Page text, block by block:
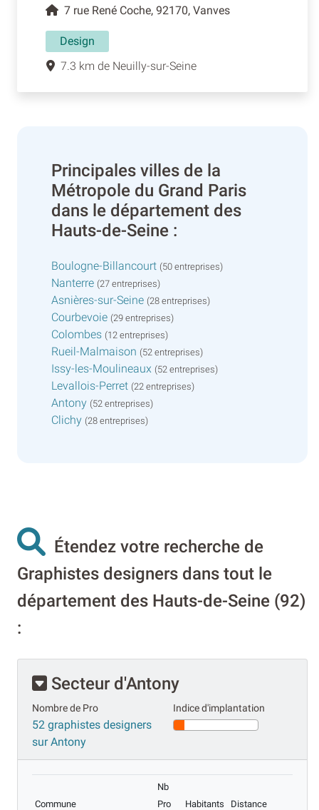
7 rue René Coche, 92170, Vanves
Design
7.3 km de Neuilly-sur-Seine
Principales villes de la
Métropole du Grand Paris
dans le département des
Hauts-de-Seine :
Boulogne-Billancourt (50 entreprises)
Nanterre (27 entreprises)
Asnières-sur-Seine (28 entreprises)
Courbevoie (29 entreprises)
Colombes (12 entreprises)
Rueil-Malmaison (52 entreprises)
Issy-les-Moulineaux (52 entreprises)
Levallois-Perret (22 entreprises)
Antony (52 entreprises)
Clichy (28 entreprises)
Étendez votre recherche de
Graphistes designers dans tout le
département des Hauts-de-Seine (92)
:
Secteur d'Antony
Nombre de Pro
52 graphistes designers
sur Antony
Indice d'implantation
Commune
Nb
Pro
Habitants Distance